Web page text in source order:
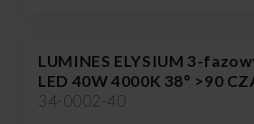
LUMINES ELYSIUM 3-
LED 40W 4000K 38° >90
34-0002-40